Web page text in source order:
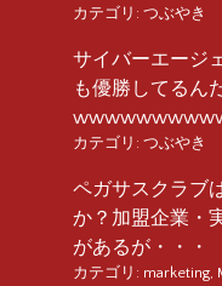
カテゴリ: つぶやき
サイバーエージ
も優勝してるん
カテゴリ: つぶやき
ペガサスクラブ
か？加盟企業・
があるが・・・
カテゴリ: marketing,